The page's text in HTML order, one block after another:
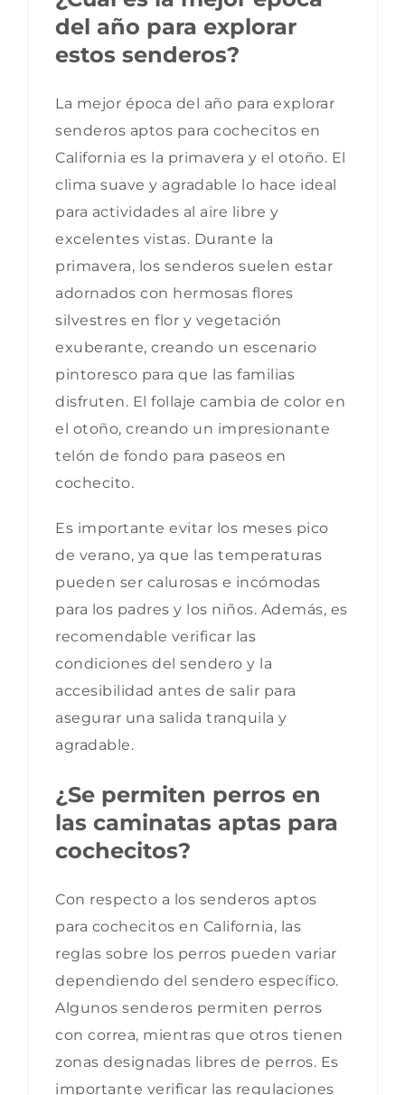
del año para explorar
estos senderos?
La mejor época del año para explorar
senderos aptos para cochecitos en
California es la primavera y el otoño. El
clima suave y agradable lo hace ideal
para actividades al aire libre y
excelentes vistas. Durante la
primavera, los senderos suelen estar
adornados con hermosas flores
silvestres en flor y vegetación
exuberante, creando un escenario
pintoresco para que las familias
disfruten. El follaje cambia de color en
el otoño, creando un impresionante
telón de fondo para paseos en
cochecito.
Es importante evitar los meses pico
de verano, ya que las temperaturas
pueden ser calurosas e incómodas
para los padres y los niños. Además, es
recomendable verificar las
condiciones del sendero y la
accesibilidad antes de salir para
asegurar una salida tranquila y
agradable.
¿Se permiten perros en
las caminatas aptas para
cochecitos?
Con respecto a los senderos aptos
para cochecitos en California, las
reglas sobre los perros pueden variar
dependiendo del sendero específico.
Algunos senderos permiten perros
con correa, mientras que otros tienen
zonas designadas libres de perros. Es
importante verificar las regulaciones